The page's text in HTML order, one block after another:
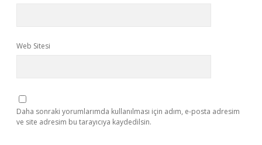
Web Sitesi
Daha sonraki yorumlarımda kullanılması için adım, e-posta adresim
ve site adresim bu tarayıcıya kaydedilsin.